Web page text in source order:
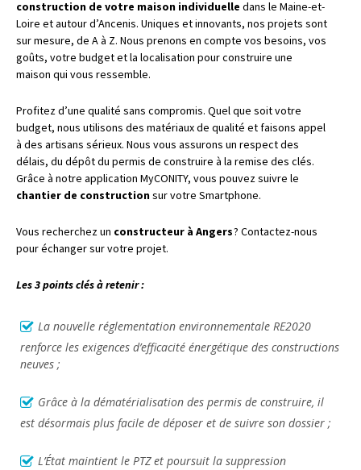
construction de votre maison individuelle dans le Maine-et-
Loire et autour d’Ancenis. Uniques et innovants, nos projets sont
sur mesure, de A à Z. Nous prenons en compte vos besoins, vos
goûts, votre budget et la localisation pour construire une
maison qui vous ressemble.
Profitez d’une qualité sans compromis. Quel que soit votre
budget, nous utilisons des matériaux de qualité et faisons appel
à des artisans sérieux. Nous vous assurons un respect des
délais, du dépôt du permis de construire à la remise des clés.
Grâce à notre application MyCONITY, vous pouvez suivre le
chantier de constructionsur votre Smartphone.
Vous recherchez un constructeur à Angers? Contactez-nous
pour échanger sur votre projet.
Les 3 points clés à retenir :
La nouvelle réglementation environnementale RE2020
renforce les exigences d’efficacité énergétique des constructions
neuves ;
Grâce à la dématérialisation des permis de construire, il
est désormais plus facile de déposer et de suivre son dossier ;
L’État maintient le PTZ et poursuit la suppression